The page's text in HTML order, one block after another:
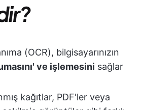
(OCR), bilgisayarınızın
ve işlemesini sağlar
kağıtlar, PDF'ler veya